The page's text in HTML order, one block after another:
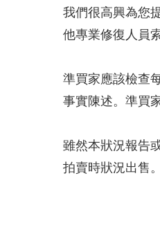
我們很高興為您
他專業修復人員
準買家應該檢查
事實陳述。準買
雖然本狀況報告
拍賣時狀況出售。